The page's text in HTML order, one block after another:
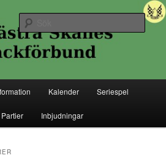
Schackförbund
Skånes Schackförbund
Sök
Kalender Seriespel
Partier Inbjudningar